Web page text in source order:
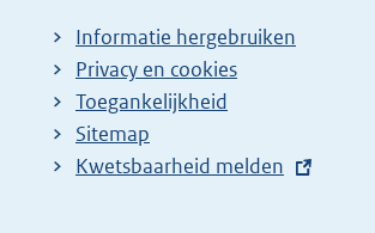
Informatie hergebruiken
Privacy en cookies
Toegankelijkheid
Sitemap
E
Kwetsbaarheid melden